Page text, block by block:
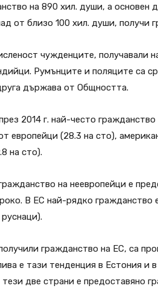
на 890 хил. души, а основен
от близо 100 хил. души, получи
чужденците, получавали
Румънците и поляците са
държава от Общността.
2014 г. най-често
европейци (28.3 на сто),
на сто).
на неевропейци е
В ЕС най-рядко гражданство
гражданство на ЕС, са
е тази тенденция в Естония и
тези две страни е предоставяно